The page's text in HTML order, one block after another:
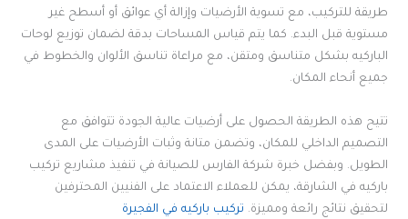
طريقة للتركيب، مع تسوية الأرضيات وإزالة أي عوائق أو أسطح غير
مستوية قبل البدء. كما يتم قياس المساحات بدقة لضمان توزيع لوحات
الباركيه بشكل متناسق ومتقن، مع مراعاة تناسق الألوان والخطوط في
جميع أنحاء المكان.
تتيح هذه الطريقة الحصول على أرضيات عالية الجودة تتوافق مع
التصميم الداخلي للمكان، وتضمن متانة وثبات الأرضيات على المدى
الطويل. وبفضل خبرة شركة الفارس للصيانة في تنفيذ مشاريع تركيب
باركيه في الشارقة، يمكن للعملاء الاعتماد على الفنيين المحترفين
لتحقيق نتائج رائعة ومميزة. تركيب باركيه في الفجيرة